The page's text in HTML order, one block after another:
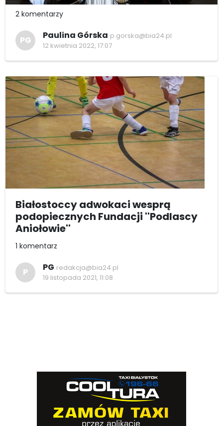
2 komentarzy
PG Paulina Górska p.gorska@bia24.pl
12 kwietnia 2022, 17:07
Białostoccy adwokaci wesprą
podopiecznych Fundacji ''Podlascy
Aniołowie''
1 komentarz
P PG redakcja@bia24.pl
19 listopada 2021, 11:08